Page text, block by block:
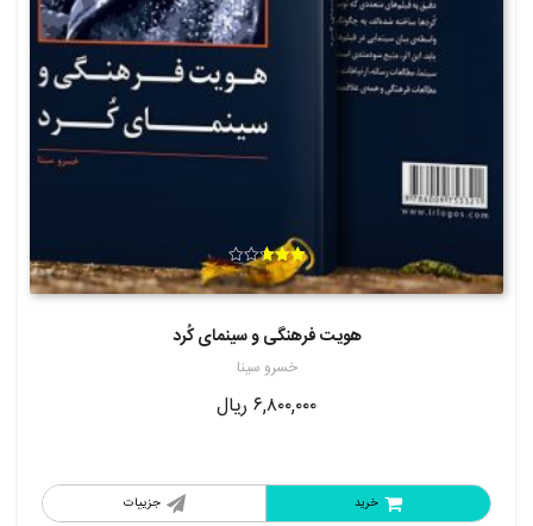
هویت فرهنگی و سینمای کُرد
خسرو سینا
امتیاز
2.67
از 5
۶,۸۰۰,۰۰۰ ریال
جزییات خرید